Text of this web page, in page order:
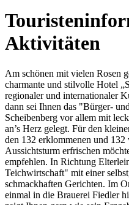
Aktivitäten
Am schönen mit vielen Rosen
charmante und stilvolle Hotel
regionaler und internationaler
dann sei Ihnen das "Bürger-
Scheibenberg vor allem mit
an’s Herz gelegt. Für den
den 132 erklommenen und
Aussichtsturm erfrischen
empfehlen. In Richtung
Teichwirtschaft" mit einer
schmackhaften Gerichten. Im
einmal in die Brauerei Fiedler